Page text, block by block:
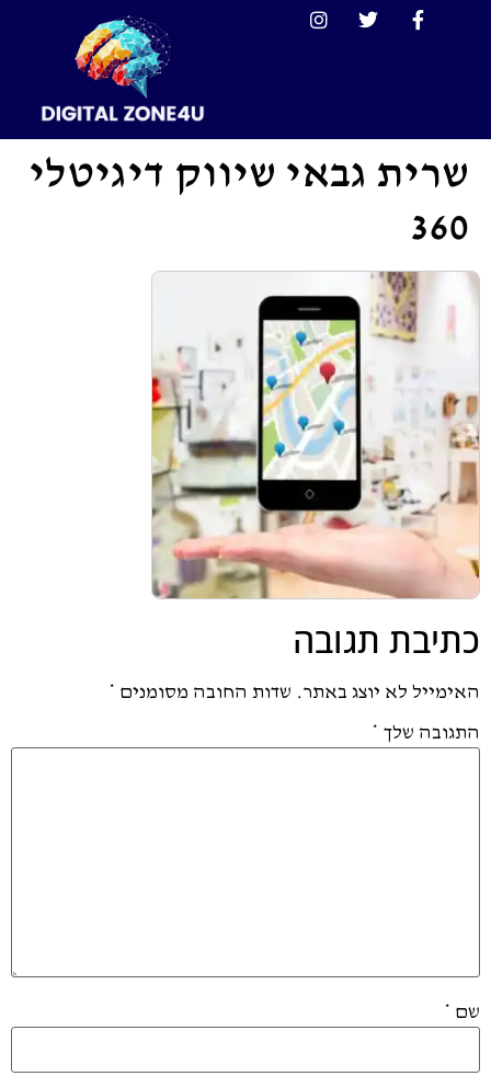
שרית גבאי שיווק דיגיטלי
360
כתיבת תגובה
האימייל לא יוצג באתר. שדות החובה מסומנים *
התגובה שלך *
שם *